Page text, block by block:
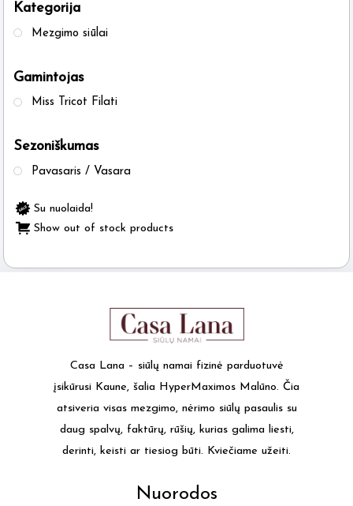
Kategorija
Mezgimo siūlai
Gamintojas
Miss Tricot Filati
Sezoniškumas
Pavasaris / Vasara
Su nuolaida!
Show out of stock products
Casa Lana – siūlų namai fizinė parduotuvė
įsikūrusi Kaune, šalia HyperMaximos Malūno. Čia
atsiveria visas mezgimo, nėrimo siūlų pasaulis su
daug spalvų, faktūrų, rūšių, kurias galima liesti,
derinti, keisti ar tiesiog būti. Kviečiame užeiti.
Nuorodos